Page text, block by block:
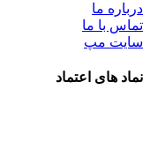
درباره ما
تماس با ما
سایت مپ
نماد های اعتماد